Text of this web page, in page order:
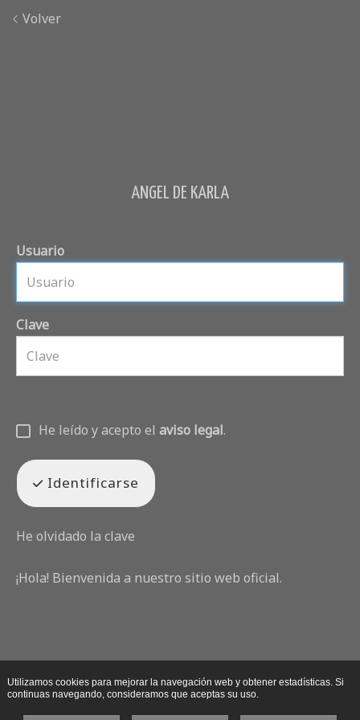
Volver
ANGEL DE KARLA
Usuario
Clave
He leído y acepto el aviso legal.
Identificarse
He olvidado la clave
¡Hola! Bienvenida a nuestro sitio web oficial.
Utilizamos cookies para mejorar la navegación web y obtener estadísticas. Si
continuas navegando, consideramos que aceptas su uso.